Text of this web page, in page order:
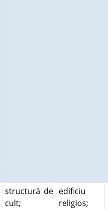
structură de
cult;
edificiu
religios;